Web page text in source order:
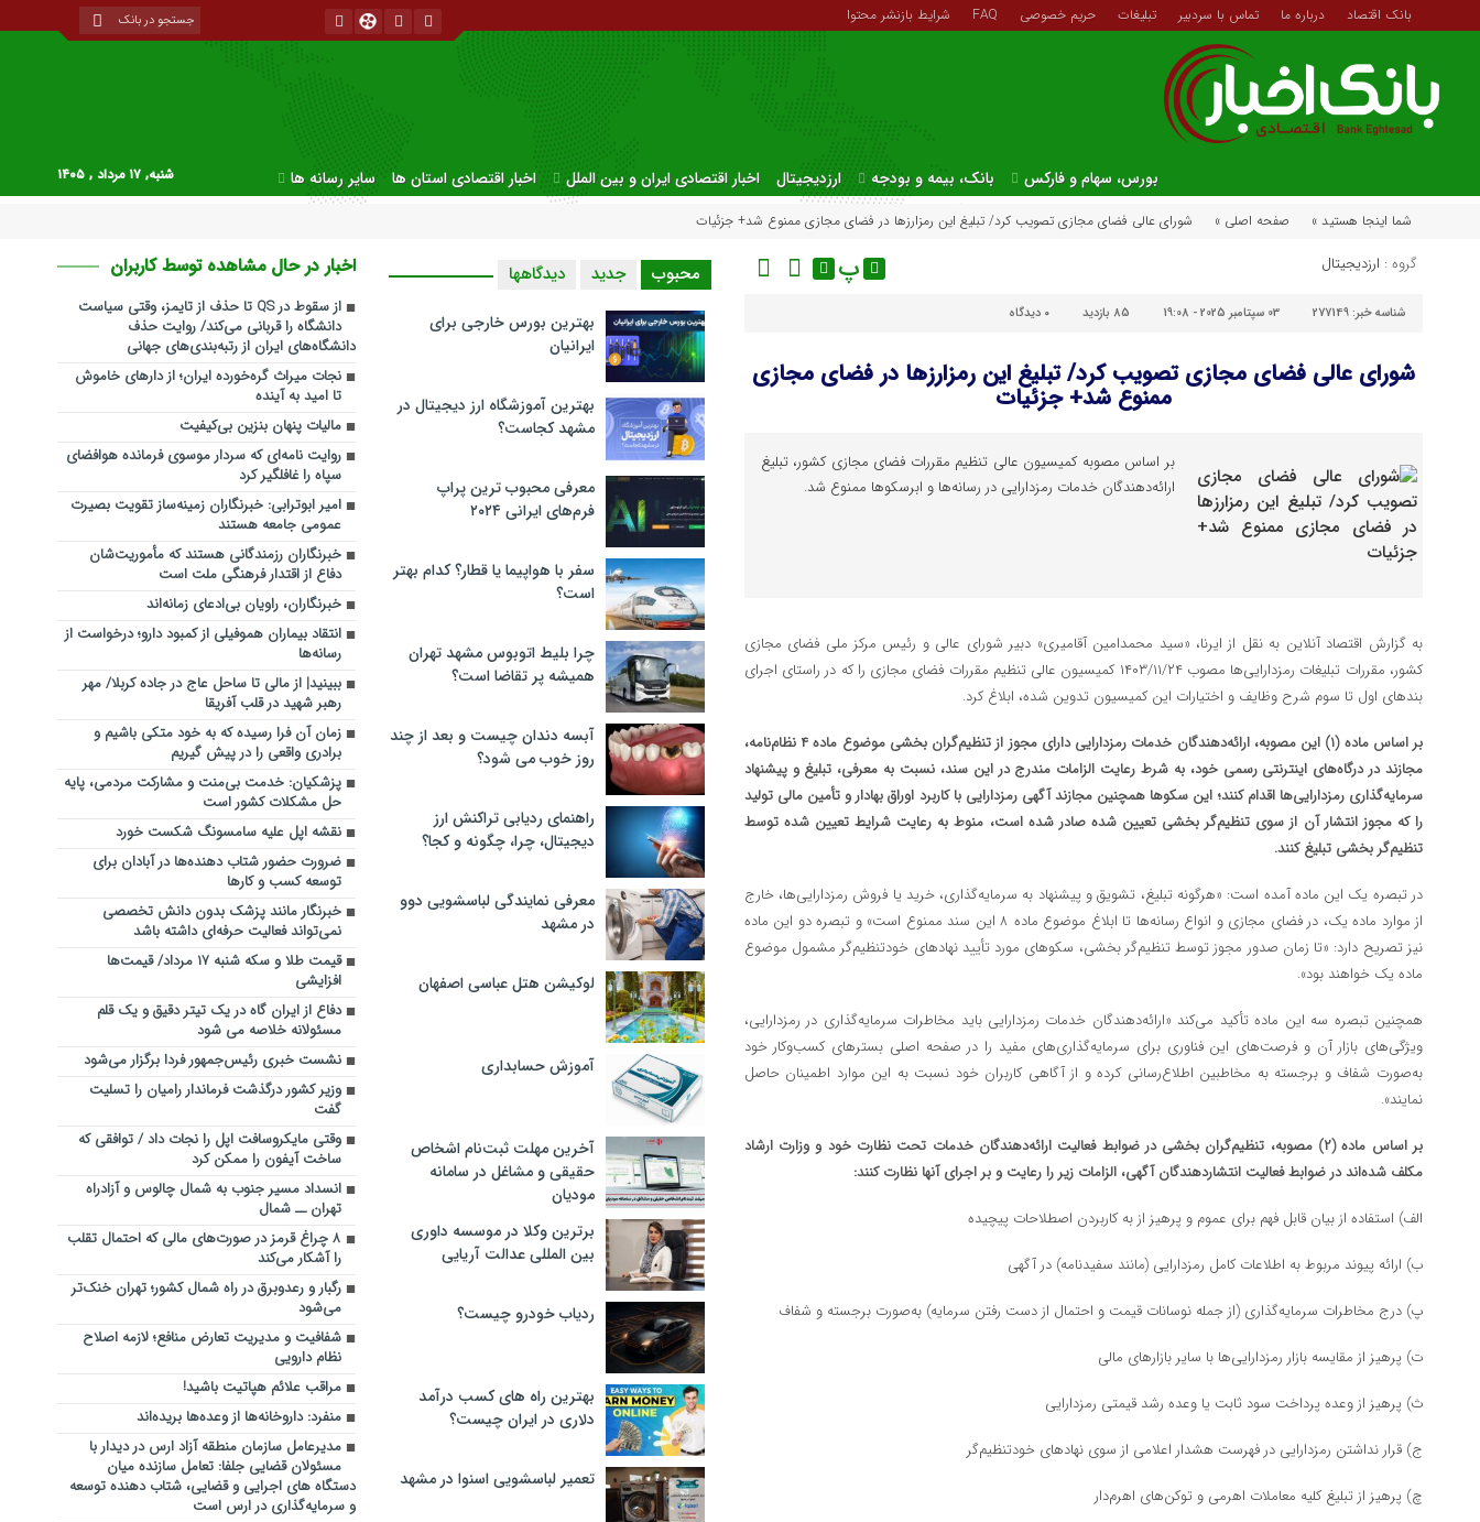
بانک اقتصاد درباره ما تماس با سردبیر تبلیغات حریم خصوصی FAQ شرایط بازنشر محتوا
بورس، سهام و فارکس بانک، بیمه و بودجه ارزدیجیتال اخبار اقتصادی ایران و بین الملل اخبار اقتصادی استان ها سایر رسانه ها شنبه, ۱۷ مرداد , ۱۴۰۵
شما اینجا هستید » صفحه اصلی » شورای عالی فضای مجازی تصویب کرد/ تبلیغ این رمزارزها در فضای مجازی ممنوع شد+ جزئیات
گروه : ارزدیجیتال پ
شناسه خبر: 277149 03 سپتامبر 2025 - 19:08 85 بازدید ۰ دیدگاه
شورای عالی فضای مجازی تصویب کرد/ تبلیغ این رمزارزها در فضای مجازی
ممنوع شد+ جزئیات
بر اساس مصوبه کمیسیون عالی تنظیم مقررات فضای مجازی کشور، تبلیغ
ارائه‌دهندگان خدمات رمزدارایی در رسانه‌ها و ابرسکوها ممنوع شد.
به گزارش اقتصاد آنلاین به نقل از ایرنا، «سید محمدامین آقامیری» دبیر شورای عالی و رئیس مرکز ملی فضای مجازی
کشور، مقررات تبلیغات رمزدارایی‌ها مصوب ۱۴۰۳/۱۱/۲۴ کمیسیون عالی تنظیم مقررات فضای مجازی را که در راستای اجرای
بند‌های اول تا سوم شرح وظایف و اختیارات این کمیسیون تدوین شده، ابلاغ کرد.
بر اساس ماده (۱) این مصوبه، ارائه‌دهندگان خدمات رمزدارایی دارای مجوز از تنظیم‌گران بخشی موضوع ماده ۴ نظام‌نامه،
مجازند در درگاه‌های اینترنتی رسمی خود، به شرط رعایت الزامات مندرج در این سند، نسبت به معرفی، تبلیغ و پیشنهاد
سرمایه‌گذاری رمزدارایی‌ها اقدام کنند؛ این سکو‌ها همچنین مجازند آگهی رمزدارایی با کاربرد اوراق بهادار و تأمین مالی تولید
را که مجوز انتشار آن از سوی تنظیم‌گر بخشی تعیین شده صادر شده است، منوط به رعایت شرایط تعیین شده توسط
تنظیم‌گر بخشی تبلیغ کنند.
در تبصره یک این ماده آمده است: «هرگونه تبلیغ، تشویق و پیشنهاد به سرمایه‌گذاری، خرید یا فروش رمزدارایی‌ها، خارج
از موارد ماده یک، در فضای مجازی و انواع رسانه‌ها تا ابلاغ موضوع ماده ۸ این سند ممنوع است» و تبصره دو این ماده
نیز تصریح دارد: «تا زمان صدور مجوز توسط تنظیم‌گر بخشی، سکو‌های مورد تأیید نهاد‌های خودتنظیم‌گر مشمول موضوع
ماده یک خواهند بود».
همچنین تبصره سه این ماده تأکید می‌کند «ارائه‌دهندگان خدمات رمزدارایی باید مخاطرات سرمایه‌گذاری در رمزدارایی،
ویژگی‌های بازار آن و فرصت‌های این فناوری برای سرمایه‌گذاری‌های مفید را در صفحه اصلی بستر‌های کسب‌وکار خود
به‌صورت شفاف و برجسته به مخاطبین اطلاع‌رسانی کرده و از آگاهی کاربران خود نسبت به این موارد اطمینان حاصل
نمایند».
بر اساس ماده (۲) مصوبه، تنظیم‌گران بخشی در ضوابط فعالیت ارائه‌دهندگان خدمات تحت نظارت خود و وزارت ارشاد
مکلف شده‌اند در ضوابط فعالیت انتشاردهندگان آگهی، الزامات زیر را رعایت و بر اجرای آنها نظارت کنند:
الف) استفاده از بیان قابل فهم برای عموم و پرهیز از به کاربردن اصطلاحات پیچیده
ب) ارائه پیوند مربوط به اطلاعات کامل رمزدارایی (مانند سفیدنامه) در آگهی
پ) درج مخاطرات سرمایه‌گذاری (از جمله نوسانات قیمت و احتمال از دست رفتن سرمایه) به‌صورت برجسته و شفاف
ت) پرهیز از مقایسه بازار رمزدارایی‌ها با سایر بازار‌های مالی
ث) پرهیز از وعده پرداخت سود ثابت یا وعده رشد قیمتی رمزدارایی
ج) قرار نداشتن رمزدارایی در فهرست هشدار اعلامی از سوی نهاد‌های خودتنظیم‌گر
چ) پرهیز از تبلیغ کلیه معاملات اهرمی و توکن‌های اهرم‌دار
محبوب جدید دیدگاهها
بهترین بورس خارجی برای
ایرانیان
بهترین آموزشگاه ارز دیجیتال در
مشهد کجاست؟
معرفی محبوب ترین پراپ
فرم‌های ایرانی ۲۰۲۴
سفر با هواپیما یا قطار؟ کدام بهتر
است؟
چرا بلیط اتوبوس مشهد تهران
همیشه پر تقاضا است؟
آبسه دندان چیست و بعد از چند
روز خوب می‌ شود؟
راهنمای ردیابی تراکنش ارز
دیجیتال، چرا، چگونه و کجا؟
معرفی نمایندگی لباسشویی دوو
در مشهد
لوکیشن هتل عباسی اصفهان
آموزش حسابداری
آخرین مهلت ثبت‌نام اشخاص
حقیقی و مشاغل در سامانه
مودیان
برترین وکلا در موسسه داوری
بین المللی عدالت آریایی
ردیاب خودرو چیست؟
بهترین راه های کسب درآمد
دلاری در ایران چیست؟
تعمیر لباسشویی اسنوا در مشهد
اخبار در حال مشاهده توسط کاربران
از سقوط در QS تا حذف از تایمز، وقتی سیاست
دانشگاه را قربانی می‌کند/ روایت حذف
دانشگاه‌های ایران از رتبه‌بندی‌های جهانی
نجات میراث گره‌خورده ایران؛ از دارهای خاموش
تا امید به آینده
مالیات پنهان بنزین بی‌کیفیت
روایت نامه‌ای که سردار موسوی فرمانده هوافضای
سپاه را غافلگیر کرد
امیر ابوترابی: خبرنگاران زمینه‌ساز تقویت بصیرت
عمومی جامعه هستند
خبرنگاران رزمندگانی هستند که مأموریت‌شان
دفاع از اقتدار فرهنگی ملت است
خبرنگاران، راویان بی‌ادعای زمانه‌اند
انتقاد بیماران هموفیلی از کمبود دارو؛ درخواست از
رسانه‌ها
ببینید| از مالی تا ساحل عاج در جاده کربلا/ مهر
رهبر شهید در قلب آفریقا
زمان آن فرا رسیده که به خود متکی باشیم و
برادری واقعی را در پیش گیریم
پزشکیان: خدمت بی‌منت و مشارکت مردمی، پایه
حل مشکلات کشور است
نقشه اپل علیه سامسونگ شکست خورد
ضرورت حضور شتاب ‌دهنده‌ها در آبادان برای
توسعه کسب‌ و کارها
خبرنگار مانند پزشک بدون دانش تخصصی
نمی‌تواند فعالیت حرفه‌ای داشته باشد
قیمت طلا و سکه شنبه ۱۷ مرداد/ قیمت‌ها
افزایشی
دفاع از ایران گاه در یک تیتر دقیق و یک قلم
مسئولانه خلاصه می شود
نشست خبری رئیس‌جمهور فردا برگزار می‌شود
وزیر کشور درگذشت فرماندار رامیان را تسلیت
گفت
وقتی مایکروسافت اپل را نجات داد / توافقی که
ساخت آیفون را ممکن کرد
انسداد مسیر جنوب به شمال چالوس و آزادراه
تهران ــ شمال
۸ چراغ قرمز در صورت‌های مالی که احتمال تقلب
را آشکار می‌کند
رگبار و رعدوبرق در راه شمال کشور؛ تهران خنک‌تر
می‌شود
شفافیت و مدیریت تعارض منافع؛ لازمه اصلاح
نظام دارویی
مراقب علائم هپاتیت باشید!
منفرد: داروخانه‌ها از وعده‌ها بریده‌اند
مدیرعامل سازمان منطقه آزاد ارس در دیدار با
مسئولان قضایی جلفا: تعامل سازنده میان
دستگاه‌ های اجرایی و قضایی، شتاب‌ دهنده توسعه
و سرمایه‌گذاری در ارس است